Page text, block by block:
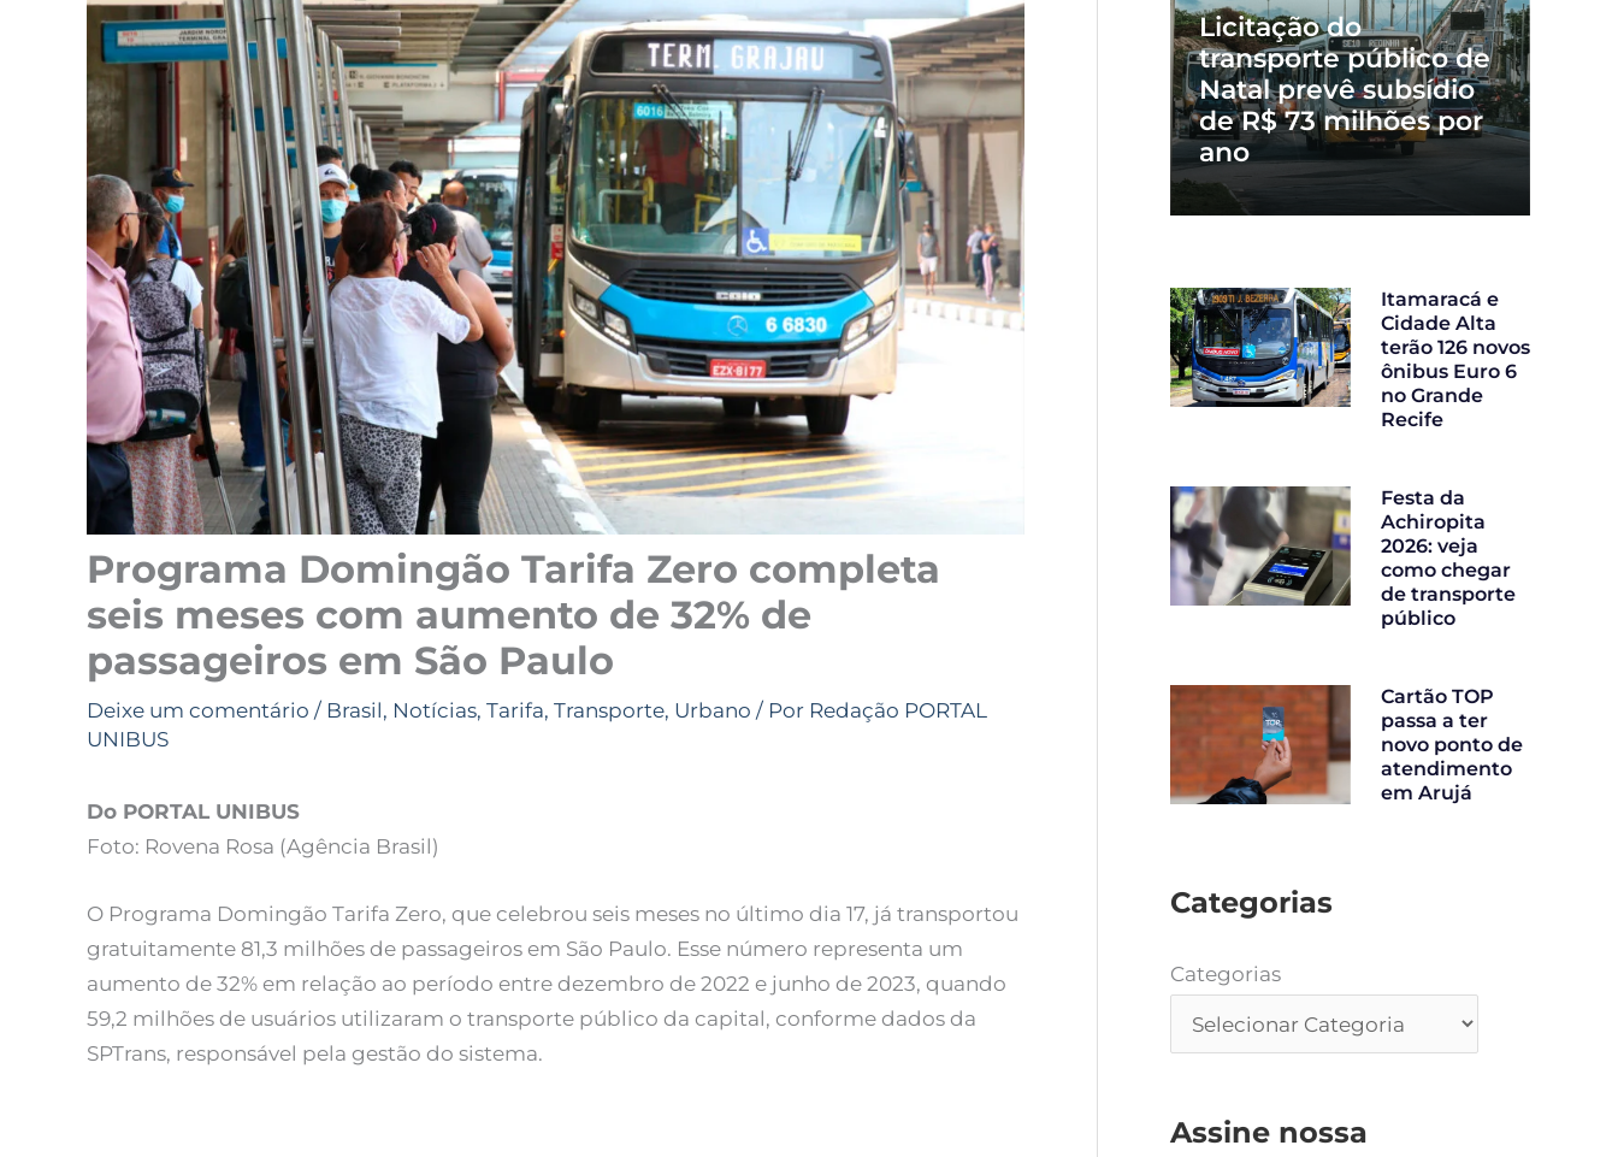
Programa Domingão Tarifa Zero completa
seis meses com aumento de 32% de
passageiros em São Paulo
Deixe um comentário / Brasil, Notícias, Tarifa, Transporte, Urbano / Por Redação PORTAL
UNIBUS
Do PORTAL UNIBUS
Foto: Rovena Rosa (Agência Brasil)
O Programa Domingão Tarifa Zero, que celebrou seis meses no último dia 17, já transportou
gratuitamente 81,3 milhões de passageiros em São Paulo. Esse número representa um
aumento de 32% em relação ao período entre dezembro de 2022 e junho de 2023, quando
59,2 milhões de usuários utilizaram o transporte público da capital, conforme dados da
SPTrans, responsável pela gestão do sistema.
Licitação do
transporte público de
Natal prevê subsídio
de R$ 73 milhões por
ano
Itamaracá e
Cidade Alta
terão 126 novos
ônibus Euro 6
no Grande
Recife
Festa da
Achiropita
2026: veja
como chegar
de transporte
público
Cartão TOP
passa a ter
novo ponto de
atendimento
em Arujá
Categorias
Categorias
Assine nossa